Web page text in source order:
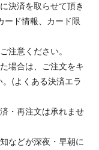
決済を取らせて頂き
ード情報、カード限
注意ください。
場合は、ご注文をキ
(よくある決済エラ
・再注文は承れませ
などが深夜・早朝に